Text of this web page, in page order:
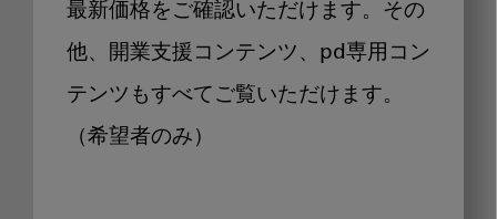
最新価格をご確認いただけます。その
他、開業支援コンテンツ、pd専用コン
テンツもすべてご覧いただけます。
（希望者のみ）